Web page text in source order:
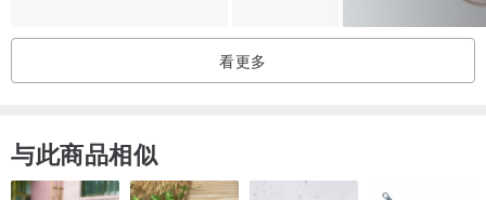
看更多
与此商品相似